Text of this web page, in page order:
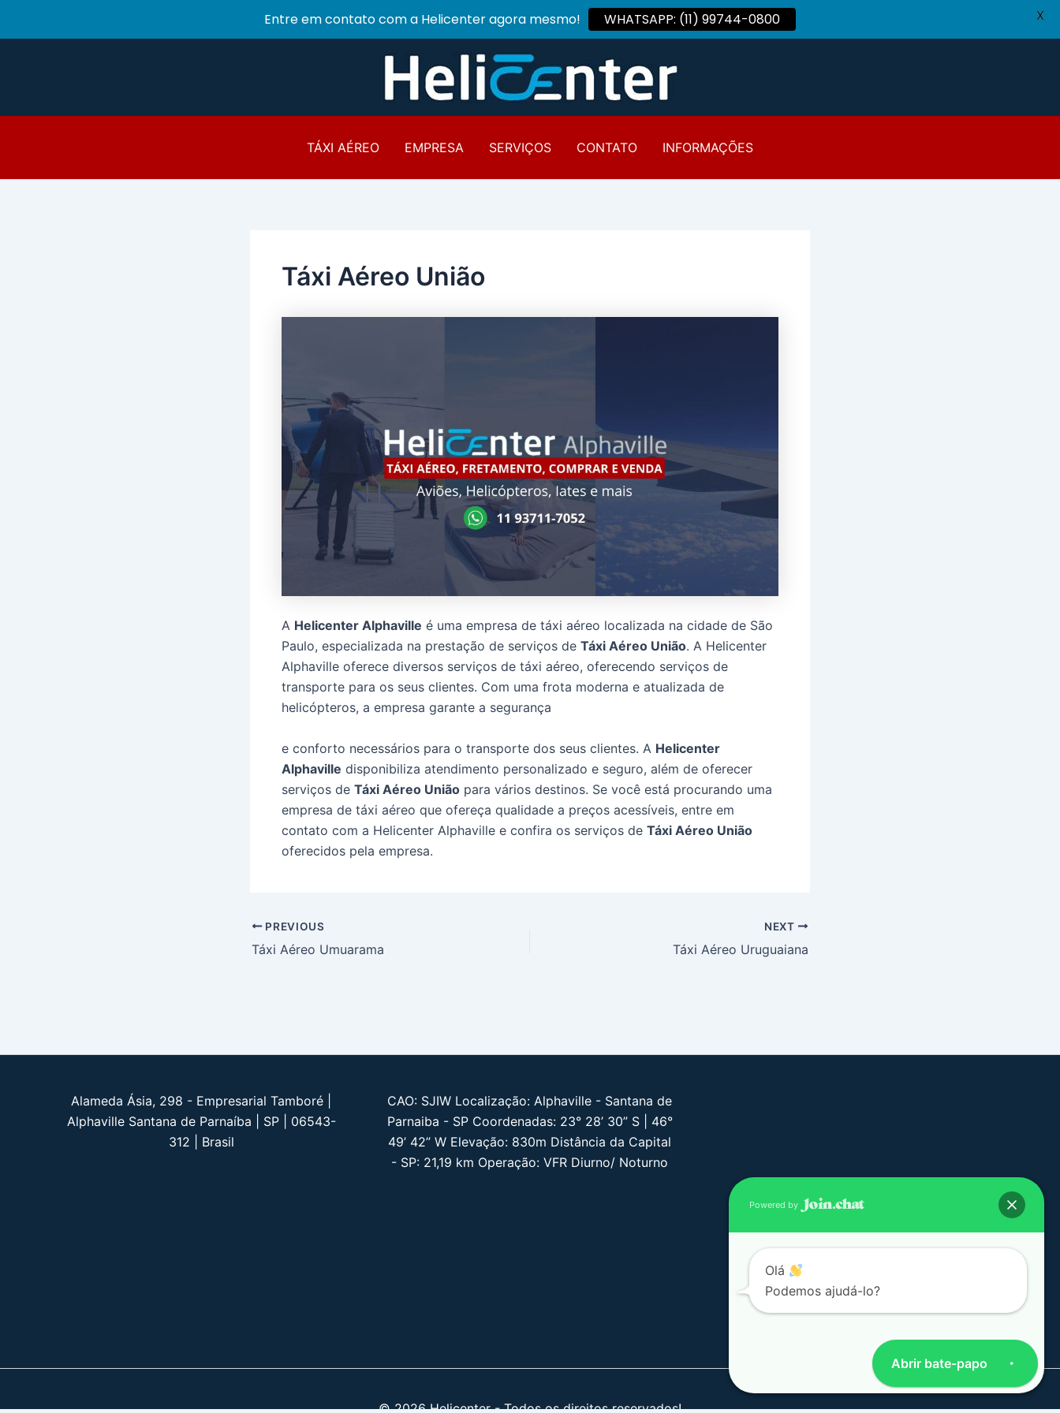
TÁXI AÉREO EMPRESA SERVIÇOS CONTATO INFORMAÇÕES
Táxi Aéreo União
A Helicenter Alphaville é uma empresa de táxi aéreo localizada na cidade de São
Paulo, especializada na prestação de serviços de Táxi Aéreo União. A Helicenter
Alphaville oferece diversos serviços de táxi aéreo, oferecendo serviços de
transporte para os seus clientes. Com uma frota moderna e atualizada de
helicópteros, a empresa garante a segurança
e conforto necessários para o transporte dos seus clientes. A Helicenter
Alphaville disponibiliza atendimento personalizado e seguro, além de oferecer
serviços de Táxi Aéreo União para vários destinos. Se você está procurando uma
empresa de táxi aéreo que ofereça qualidade a preços acessíveis, entre em
contato com a Helicenter Alphaville e confira os serviços de Táxi Aéreo União
oferecidos pela empresa.
Post
navigation
PREVIOUS
Táxi Aéreo Umuarama
NEXT
Táxi Aéreo Uruguaiana
Alameda Ásia, 298 - Empresarial Tamboré |
Alphaville Santana de Parnaíba | SP | 06543-
312 | Brasil
CAO: SJIW Localização: Alphaville - Santana de
Parnaiba - SP Coordenadas: 23° 28’ 30” S | 46°
49’ 42” W Elevação: 830m Distância da Capital
- SP: 21,19 km Operação: VFR Diurno/ Noturno
© 2026 Helicenter - Todos os direitos reservados!
Entre em contato com a Helicenter agora mesmo! WHATSAPP: (11) 99744-0800 X
Abrir bate-papo
Powered by
Olá
Podemos ajudá-lo?